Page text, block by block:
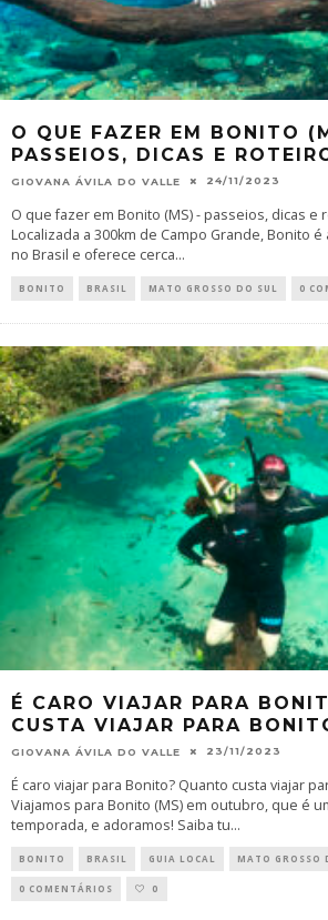
O QUE FAZER EM BONITO
PASSEIOS, DICAS E
GIOVANA ÁVILA DO VALLE 24/11/2023
O que fazer em Bonito (MS) - passeios, dicas e
Localizada a 300km de Campo Grande, Bonito
no Brasil e oferece cerca...
BONITO BRASIL MATO GROSSO DO SUL 0
É CARO VIAJAR PARA
CUSTA VIAJAR PARA
GIOVANA ÁVILA DO VALLE 23/11/2023
É caro viajar para Bonito? Quanto custa viajar
Viajamos para Bonito (MS) em outubro, que é
temporada, e adoramos! Saiba tu...
BONITO BRASIL GUIA LOCAL MATO GROSSO
0 COMENTÁRIOS 0